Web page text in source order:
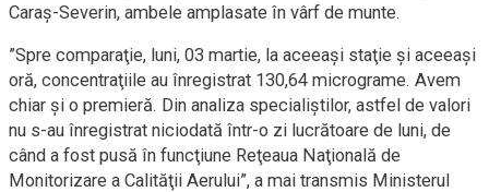
Caraş-Severin, ambele amplasate în vârf de munte.
”Spre comparaţie, luni, 03 martie, la aceeaşi staţie şi aceeaşi
oră, concentraţiile au înregistrat 130,64 micrograme. Avem
chiar şi o premieră. Din analiza specialiştilor, astfel de valori
nu s-au înregistrat niciodată într-o zi lucrătoare de luni, de
când a fost pusă în funcţiune Reţeaua Naţională de
Monitorizare a Calităţii Aerului”, a mai transmis Ministerul